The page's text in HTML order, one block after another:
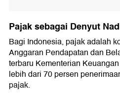
Pajak sebagai Denyut
Bagi Indonesia, pajak adalah
Anggaran Pendapatan dan
terbaru Kementerian
lebih dari 70 persen
pajak.